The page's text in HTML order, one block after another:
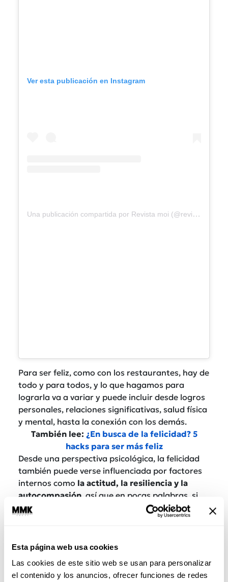
Esta página web usa cookies
Las cookies de este sitio web se usan para personalizar
el contenido y los anuncios, ofrecer funciones de redes
Ver esta publicación en Instagram
Una publicación compartida por Revista moi (@revistamoi)
Para ser feliz, como con los restaurantes, hay de
todo y para todos, y lo que hagamos para
lograrla va a variar y puede incluir desde logros
personales, relaciones significativas, salud física
y mental, hasta la conexión con los demás.
También lee: ¿En busca de la felicidad? 5
hacks para ser más feliz
Desde una perspectiva psicológica, la felicidad
también puede verse influenciada por factores
internos como la actitud, la resiliencia y la
autocompasión , así que en pocas palabras, si
luchas por ella no vas a encontrarla JAMÁS.
A ver, vamos a dejar una cosa muy clara, si
tienes algún problema de salud mental como
depresión, ansiedad, TDHA, o cualquier cosa así,